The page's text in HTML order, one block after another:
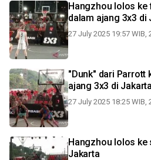
Hangzhou lolos ke
dalam ajang 3x3 di
27 July 2025 19:57 WIB,
"Dunk" dari Parrott
ajang 3x3 di Jakarta
27 July 2025 18:25 WIB,
Hangzhou lolos ke
Jakarta